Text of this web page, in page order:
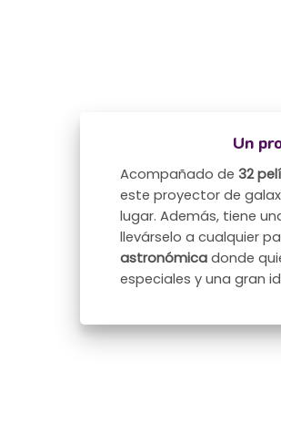
Un
Acompañado de 32
este proyector de
lugar. Además, tiene
llevárselo a cualquier
astronómicadonde
especiales y una gran